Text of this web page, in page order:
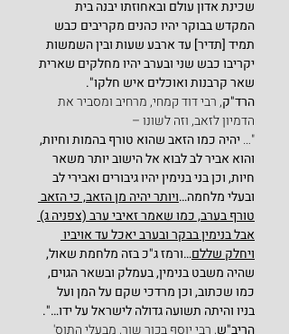
שכינת אדון עולם ובאחוזתו יבנה בית
המקדש בבוקר יהיו כהנים מקריבים כבש
תמיד [תדיר] עד ארבע שעות ובין השמשות
יקריבו כבש שני ובערב יהיו מחלקים שארית
שאר קרבנות ואוכלים איש חלקו".
הרד"ק, רבי דוד קמחי, מרחיב ומסביר את
הדמיון לזאב, וזה לשונו –
"… יהיה כמו הזאב שהוא טורף בהמות וחיות,
והוא אביר לב לבוא אל הישוב יותר משאר
חיות, וכן בני בנימין יהיו גיבורים ואבירי לב
ובעלי מלחמה…ויותר יהיה מן הזאב, כי הזאב
טורף בערב, כמו שאמר זאיבי ערב (צפניה ג)
אבל בנימין בבקר ובערב יאכל עד אויביו
ויחלק שללם…ורמז ג"כ בזה מלחמת שאול,
שהיה משבט בנימין, בעמלק ובשאר הגוים,
כמו שכתוב, וכן מרדכי שקם על המן ועל
בניו והיתה תשועה גדולה לישראל על ידו…".
הריב"ש, רבי יוסף בכור שור, מבעלי התוס'